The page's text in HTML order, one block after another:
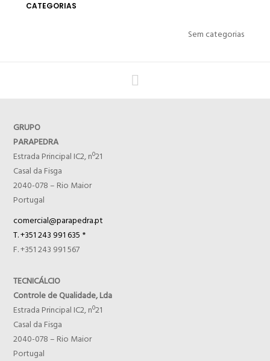
CATEGORIAS
Sem categorias
GRUPO
PARAPEDRA
Estrada Principal IC2, nº21
Casal da Fisga
2040-078 – Rio Maior
Portugal
comercial@parapedra.pt
T. +351 243 991 635 *
F. +351 243 991 567
TECNICÁLCIO
Controle de Qualidade, Lda
Estrada Principal IC2, nº21
Casal da Fisga
2040-078 – Rio Maior
Portugal